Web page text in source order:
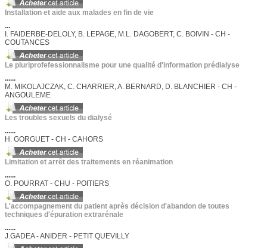
Installation et aide aux malades en fin de vie
...
I. FAIDERBE-DELOLY, B. LEPAGE, M.L. DAGOBERT, C. BOIVIN - CH -
COUTANCES
Le pluriprofefessionnalisme pour une qualité d'information prédialyse
......
M. MIKOLAJCZAK, C. CHARRIER, A. BERNARD, D. BLANCHIER - CH -
ANGOULEME
Les troubles sexuels du dialysé
......
H. GORGUET - CH - CAHORS
Limitation et arrêt des traitements en réanimation
......
O. POURRAT - CHU - POITIERS
L'accompagnement du patient après décision d'abandon de toutes
techniques d'épuration extrarénale
......
J.GADEA - ANIDER - PETIT QUEVILLY